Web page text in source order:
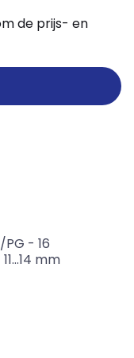
de prijs- en
- 16
11...14 mm